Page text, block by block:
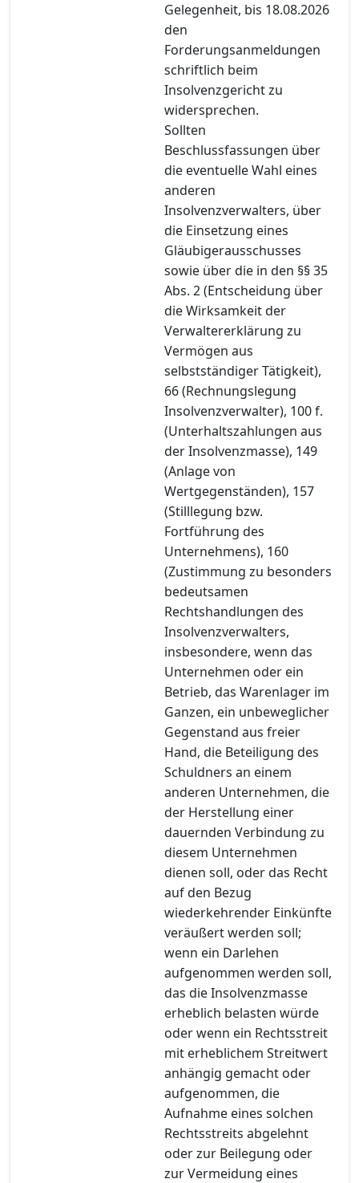
Gelegenheit, bis 18.08.2026
den
Forderungsanmeldungen
schriftlich beim
Insolvenzgericht zu
widersprechen.
Sollten
Beschlussfassungen über
die eventuelle Wahl eines
anderen
Insolvenzverwalters, über
die Einsetzung eines
Gläubigerausschusses
sowie über die in den §§ 35
Abs. 2 (Entscheidung über
die Wirksamkeit der
Verwaltererklärung zu
Vermögen aus
selbstständiger Tätigkeit),
66 (Rechnungslegung
Insolvenzverwalter), 100 f.
(Unterhaltszahlungen aus
der Insolvenzmasse), 149
(Anlage von
Wertgegenständen), 157
(Stilllegung bzw.
Fortführung des
Unternehmens), 160
(Zustimmung zu besonders
bedeutsamen
Rechtshandlungen des
Insolvenzverwalters,
insbesondere, wenn das
Unternehmen oder ein
Betrieb, das Warenlager im
Ganzen, ein unbeweglicher
Gegenstand aus freier
Hand, die Beteiligung des
Schuldners an einem
anderen Unternehmen, die
der Herstellung einer
dauernden Verbindung zu
diesem Unternehmen
dienen soll, oder das Recht
auf den Bezug
wiederkehrender Einkünfte
veräußert werden soll;
wenn ein Darlehen
aufgenommen werden soll,
das die Insolvenzmasse
erheblich belasten würde
oder wenn ein Rechtsstreit
mit erheblichem Streitwert
anhängig gemacht oder
aufgenommen, die
Aufnahme eines solchen
Rechtsstreits abgelehnt
oder zur Beilegung oder
zur Vermeidung eines